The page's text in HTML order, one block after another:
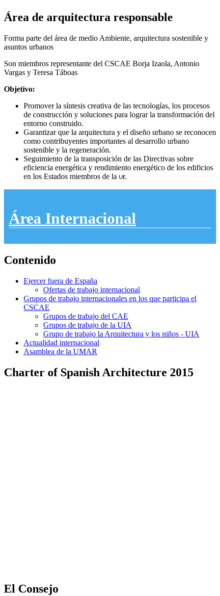
Área de arquitectura responsable
Forma parte del área de medio Ambiente, arquitectura sostenible y
asuntos urbanos
Son miembros representante del CSCAE Borja Izaola, Antonio
Vargas y Teresa Táboas
Objetivo:
Promover la síntesis creativa de las tecnologías, los procesos
de construcción y soluciones para lograr la transformación del
entorno construido.
Garantizar que la arquitectura y el diseño urbano se reconocen
como contribuyentes importantes al desarrollo urbano
sostenible y la regeneración.
Seguimiento de la transposición de las Directivas sobre
eficiencia energética y rendimiento energético de los edificios
en los Estados miembros de la UE.
Área Internacional
Contenido
Ejercer fuera de España
Ofertas de trabajo internacional
Grupos de trabajo internacionales en los que participa el
CSCAE
Grupos de trabajo del CAE
Grupos de trabajo de la UIA
Grupo de trabajo la Arquitectura y los niños - UIA
Actualidad internacional
Asamblea de la UMAR
Charter of Spanish Architecture 2015
El Consejo